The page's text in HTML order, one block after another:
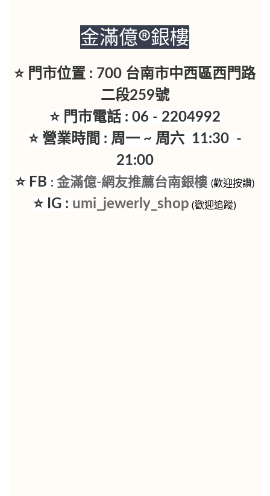
金滿億®銀樓
⭐ 門市位置 : 700 台南市中西區西門路
二段259號
⭐ 門市電話 : 06 - 2204992
⭐ 營業時間 : 周一 ~ 周六 11:30 -
21:00
⭐ FB :金滿億-網友推薦台南銀樓 (歡迎按讚)
⭐ IG : umi_jewerly_shop (歡迎追蹤)